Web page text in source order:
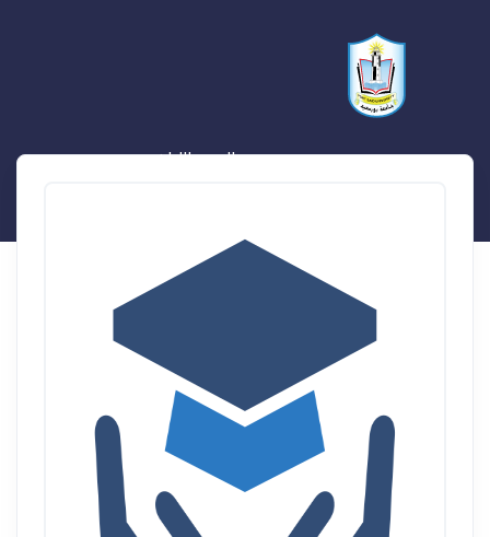
محمد مسعد السيد اللبان